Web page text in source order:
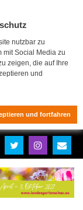
nutzbar zu
mit Social Media zu
zeigen, die auf Ihre
und
und fortfahren